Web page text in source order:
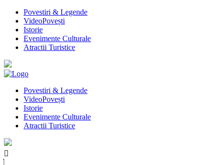
Povestiri & Legende
VideoPovești
Istorie
Evenimente Culturale
Atractii Turistice
Povestiri & Legende
VideoPovești
Istorie
Evenimente Culturale
Atractii Turistice